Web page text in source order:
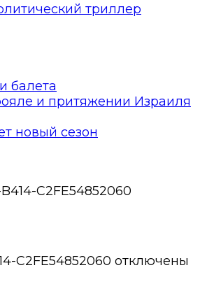
триллер
балета
и притяжении Израиля
новый сезон
C2FE54852060
C2FE54852060 отключены